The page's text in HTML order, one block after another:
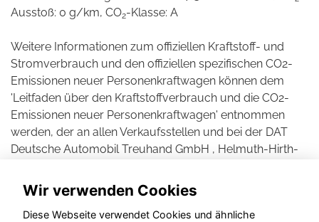
Ausstoß: 0 g/km, CO2-Klasse: A
Weitere Informationen zum offiziellen Kraftstoff- und
Stromverbrauch und den offiziellen spezifischen CO2-
Emissionen neuer Personenkraftwagen können dem
'Leitfaden über den Kraftstoffverbrauch und die CO2-
Emissionen neuer Personenkraftwagen' entnommen
werden, der an allen Verkaufsstellen und bei der DAT
Deutsche Automobil Treuhand GmbH , Helmuth-Hirth-
Wir verwenden Cookies
Diese Webseite verwendet Cookies und ähnliche